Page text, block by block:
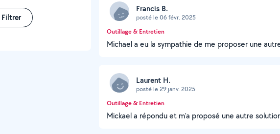
Filtrer
Francis B.
posté le 06 févr. 2025
Outillage & Entretien
Michael a eu la sympathie de me proposer une
Laurent H.
posté le 29 janv. 2025
Outillage & Entretien
Mickael a répondu et m'a proposé une autre